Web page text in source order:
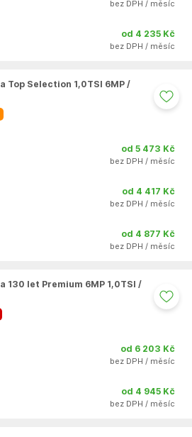
bez DPH / měsíc
od 4 235 Kč
bez DPH / měsíc
Top Selection 1,0TSI 6MP /
od 5 473 Kč
bez DPH / měsíc
od 4 417 Kč
bez DPH / měsíc
od 4 877 Kč
bez DPH / měsíc
130 let Premium 6MP 1,0TSI /
od 6 203 Kč
bez DPH / měsíc
od 4 945 Kč
bez DPH / měsíc